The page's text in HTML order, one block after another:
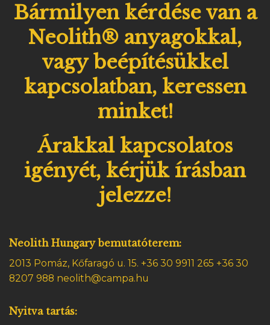
Bármilyen kérdése van a
Neolith® anyagokkal,
vagy beépítésükkel
kapcsolatban, keressen
minket!
Árakkal kapcsolatos
igényét, kérjük írásban
jelezze!
Neolith Hungary bemutatóterem:
2013 Pomáz, Kőfaragó u. 15. +36 30 9911 265 +36 30
8207 988 neolith@campa.hu
Nyitva tartás: